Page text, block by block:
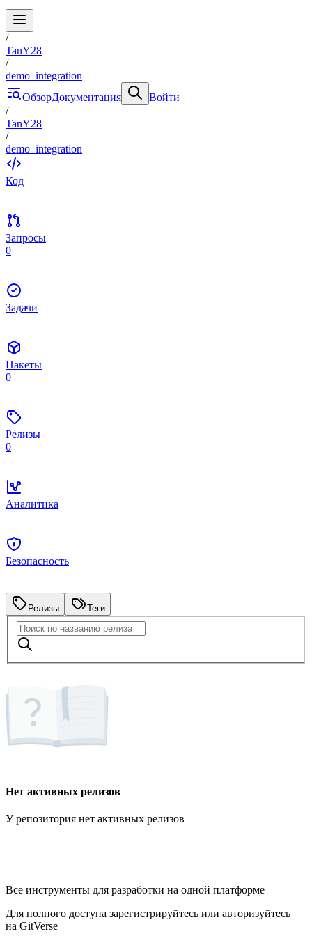
/
TanY28
/
demo_integration
ОбзорДокументация
Войти
/
TanY28
/
demo_integration
Код
Запросы
0
Задачи
Пакеты
0
Релизы
0
Аналитика
Безопасность
Релизы Теги
Нет активных релизов
У репозитория нет активных релизов
Все инструменты для разработки на одной платформе
Для полного доступа зарегистрируйтесь или авторизуйтесь
на GitVerse